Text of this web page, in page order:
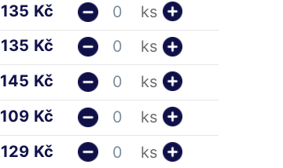
135 Kč
ks
135 Kč
ks
145 Kč
ks
109 Kč
ks
129 Kč
ks